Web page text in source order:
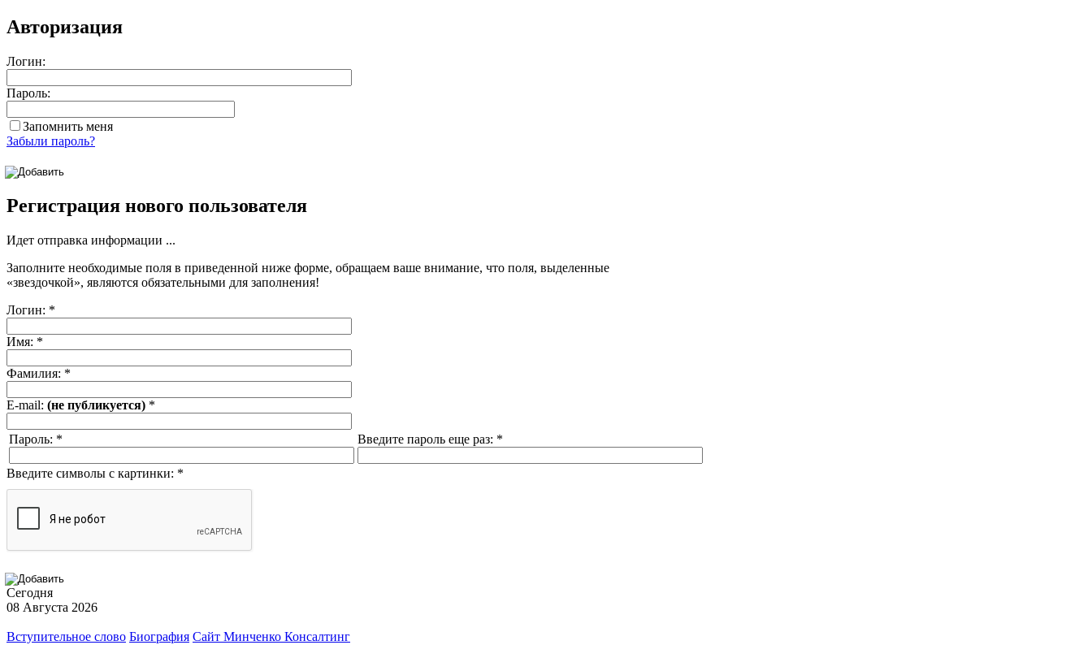
Авторизация
Логин:
Пароль:
Запомнить меня
Забыли пароль?
Регистрация нового пользователя
Идет отправка информации ...
Заполните необходимые поля в приведенной ниже форме, обращаем ваше внимание, что поля, выделенные
«звездочкой», являются обязательными для заполнения!
Логин: *
Имя: *
Фамилия: *
E-mail: (не публикуется) *
Пароль: * Введите пароль еще раз: *
Введите символы с картинки: *
Сегодня
08 Августа 2026
Вступительное слово Биография Сайт Минченко Консалтинг